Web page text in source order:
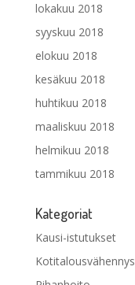
lokakuu 2018
syyskuu 2018
elokuu 2018
kesäkuu 2018
huhtikuu 2018
maaliskuu 2018
helmikuu 2018
tammikuu 2018
Kategoriat
Kausi-istutukset
Kotitalousvähennys